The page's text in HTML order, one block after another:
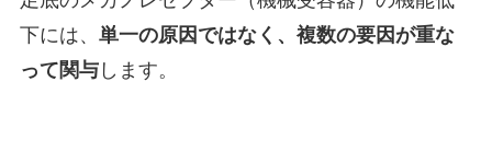
下には、 単一の原因ではなく、複数の要因が重な
って関与します。